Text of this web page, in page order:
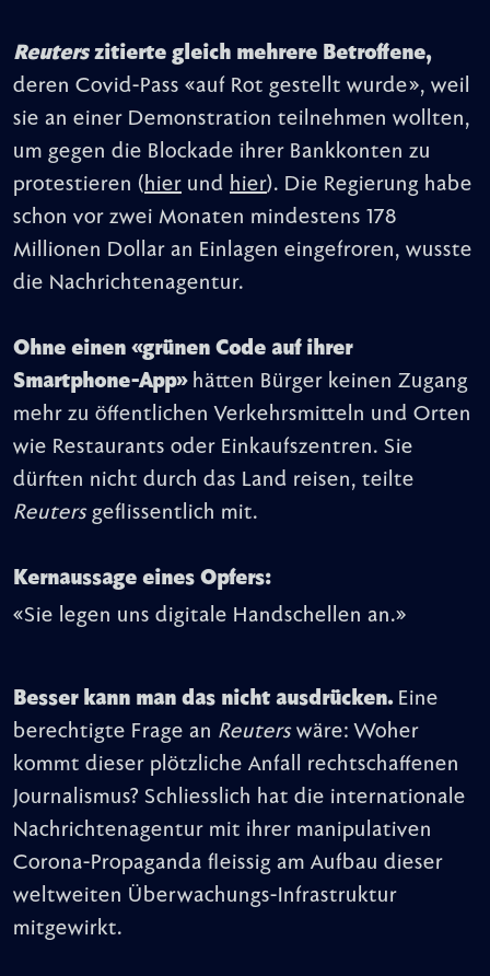
Reuterszitierte gleich mehrere Betroffene,
deren Covid-Pass «auf Rot gestellt wurde», weil
sie an einer Demonstration teilnehmen wollten,
um gegen die Blockade ihrer Bankkonten zu
protestieren ( hier und hier). Die Regierung habe
schon vor zwei Monaten mindestens 178
Millionen Dollar an Einlagen eingefroren, wusste
die Nachrichtenagentur.
Ohne einen «grünen Code auf ihrer
Smartphone-App»hätten Bürger keinen Zugang
mehr zu öffentlichen Verkehrsmitteln und Orten
wie Restaurants oder Einkaufszentren. Sie
dürften nicht durch das Land reisen, teilte
Reutersgeflissentlich mit.
Kernaussage eines Opfers:
«Sie legen uns digitale Handschellen an.»
Besser kann man das nicht ausdrücken.Eine
berechtigte Frage an Reuterswäre: Woher
kommt dieser plötzliche Anfall rechtschaffenen
Journalismus? Schliesslich hat die internationale
Nachrichtenagentur mit ihrer manipulativen
Corona-Propaganda fleissig am Aufbau dieser
weltweiten Überwachungs-Infrastruktur
mitgewirkt.